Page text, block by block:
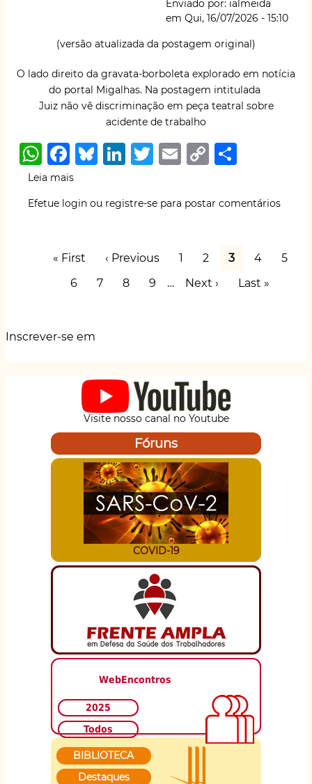
do
de
Botucatu.
Desenvolvedor
de
STrabalhador
Enviado por: ialmeida
em Qui, 16/07/2026 - 15:10
(versão atualizada da postagem original)
O lado direito da gravata-borboleta explorado em notícia
do portal Migalhas. Na postagem intitulada
Juiz não vê discriminação em peça teatral sobre
acidente de trabalho
W
h
at
p
F
a
c
e
o
o
B
lu
e
y
Li
n
k
n
T
w
it
te
E
m
ai
l
C
o
p
k
ar
Leia mais
no
vê
discriminação
sobre
trabalho
Efetue login ou registre-se para postar comentários
Primeira
« First
Página
‹ Previous Page
1 Page
2
Página
3 Page
4 Page
5
Page
6 Page
7 Page
8 Page
9 …
Próxima
Next ›
Última
Last »
Inscrever-se em
Visite nosso canal no Youtube
Fóruns
COVID-19
WebEncontros
2025
Todos
BIBLIOTECA
Destaques